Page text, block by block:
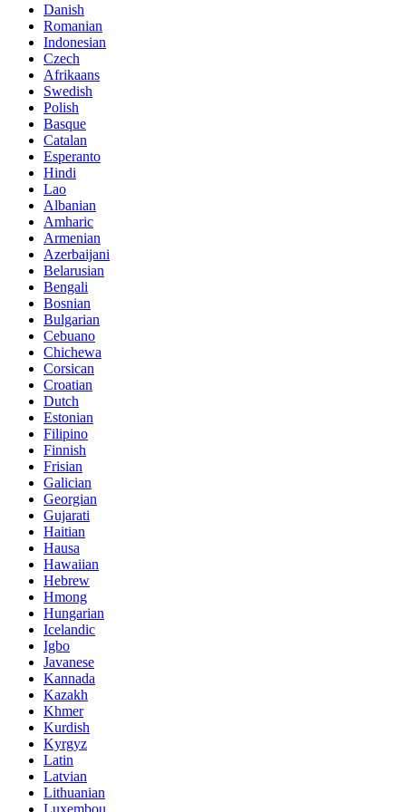
Danish
Romanian
Indonesian
Czech
Afrikaans
Swedish
Polish
Basque
Catalan
Esperanto
Hindi
Lao
Albanian
Amharic
Armenian
Azerbaijani
Belarusian
Bengali
Bosnian
Bulgarian
Cebuano
Chichewa
Corsican
Croatian
Dutch
Estonian
Filipino
Finnish
Frisian
Galician
Georgian
Gujarati
Haitian
Hausa
Hawaiian
Hebrew
Hmong
Hungarian
Icelandic
Igbo
Javanese
Kannada
Kazakh
Khmer
Kurdish
Kyrgyz
Latin
Latvian
Lithuanian
Luxembou..